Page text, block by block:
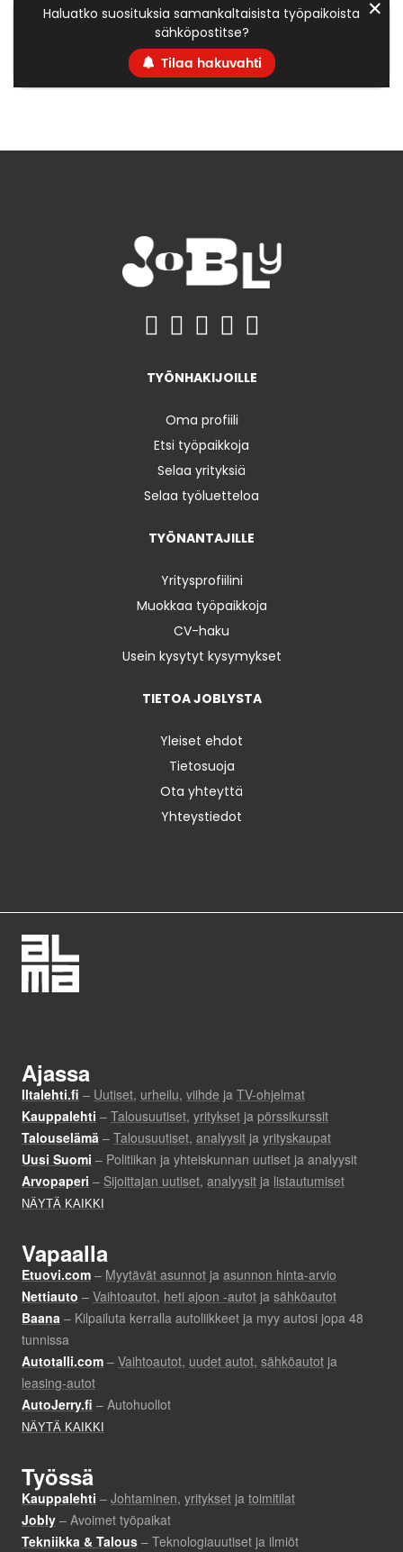
Haluatko suosituksia samankaltaisista työpaikoista
sähköpostitse?
Tilaa hakuvahti
✕
TYÖNHAKIJOILLE
Oma profiili
Etsi työpaikkoja
Selaa yrityksiä
Selaa työluetteloa
TYÖNANTAJILLE
Yritysprofiilini
Muokkaa työpaikkoja
CV-haku
Usein kysytyt kysymykset
TIETOA JOBLYSTA
Yleiset ehdot
Tietosuoja
Ota yhteyttä
Yhteystiedot